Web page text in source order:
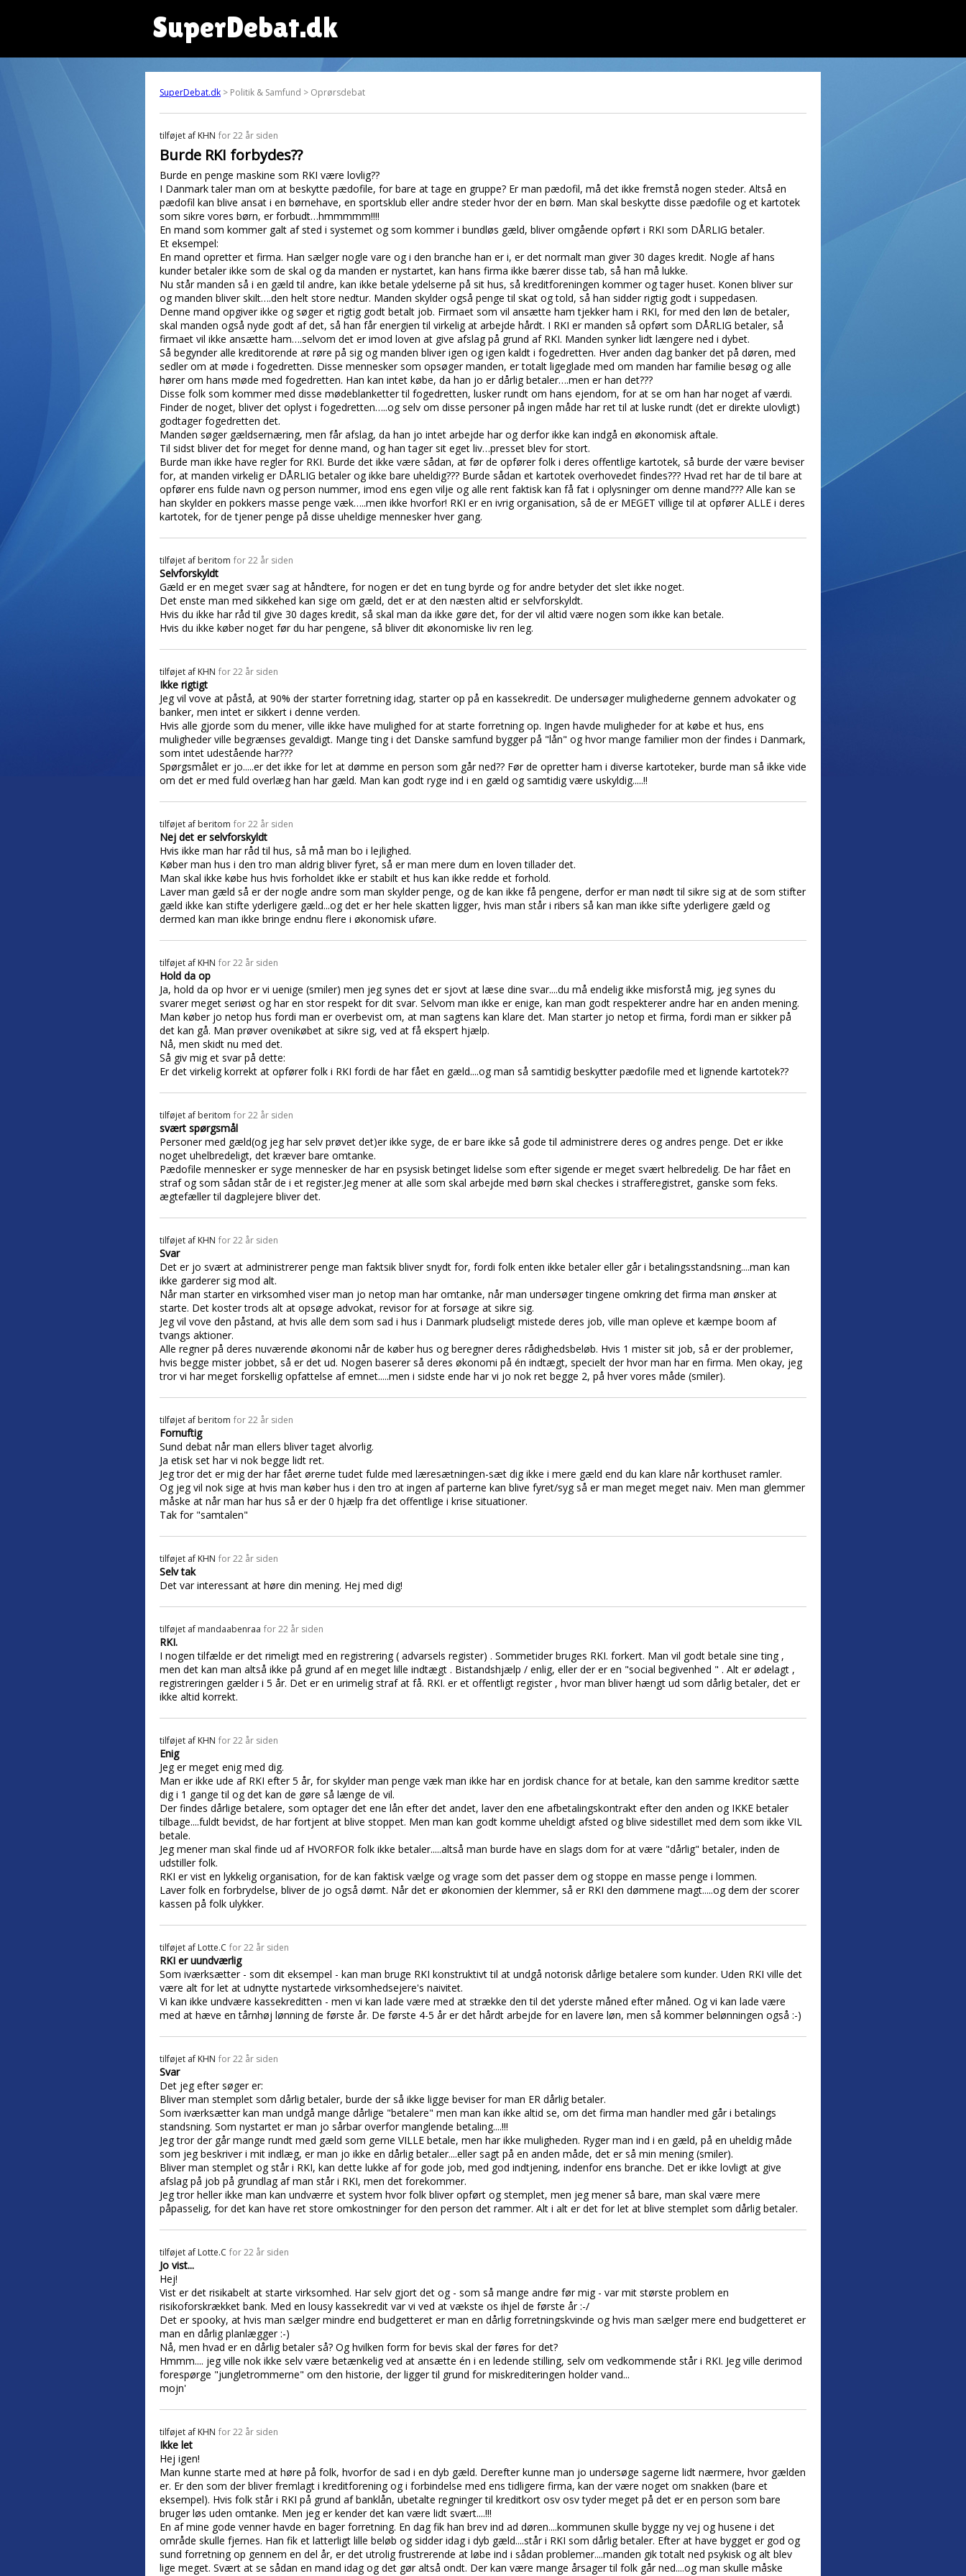
SuperDebat.dk
SuperDebat.dk > Politik & Samfund > Oprørsdebat
tilføjet af KHN for 22 år siden
Burde RKI forbydes??
Burde en penge maskine som RKI være lovlig??
I Danmark taler man om at beskytte pædofile, for bare at tage en gruppe? Er man pædofil, må det ikke fremstå nogen steder. Altså en
pædofil kan blive ansat i en børnehave, en sportsklub eller andre steder hvor der en børn. Man skal beskytte disse pædofile og et kartotek
som sikre vores børn, er forbudt…hmmmmm!!!!
En mand som kommer galt af sted i systemet og som kommer i bundløs gæld, bliver omgående opført i RKI som DÅRLIG betaler.
Et eksempel:
En mand opretter et firma. Han sælger nogle vare og i den branche han er i, er det normalt man giver 30 dages kredit. Nogle af hans
kunder betaler ikke som de skal og da manden er nystartet, kan hans firma ikke bærer disse tab, så han må lukke.
Nu står manden så i en gæld til andre, kan ikke betale ydelserne på sit hus, så kreditforeningen kommer og tager huset. Konen bliver sur
og manden bliver skilt….den helt store nedtur. Manden skylder også penge til skat og told, så han sidder rigtig godt i suppedasen.
Denne mand opgiver ikke og søger et rigtig godt betalt job. Firmaet som vil ansætte ham tjekker ham i RKI, for med den løn de betaler,
skal manden også nyde godt af det, så han får energien til virkelig at arbejde hårdt. I RKI er manden så opført som DÅRLIG betaler, så
firmaet vil ikke ansætte ham….selvom det er imod loven at give afslag på grund af RKI. Manden synker lidt længere ned i dybet.
Så begynder alle kreditorende at røre på sig og manden bliver igen og igen kaldt i fogedretten. Hver anden dag banker det på døren, med
sedler om at møde i fogedretten. Disse mennesker som opsøger manden, er totalt ligeglade med om manden har familie besøg og alle
hører om hans møde med fogedretten. Han kan intet købe, da han jo er dårlig betaler….men er han det???
Disse folk som kommer med disse mødeblanketter til fogedretten, lusker rundt om hans ejendom, for at se om han har noget af værdi.
Finder de noget, bliver det oplyst i fogedretten…..og selv om disse personer på ingen måde har ret til at luske rundt (det er direkte ulovligt)
godtager fogedretten det.
Manden søger gældsernæring, men får afslag, da han jo intet arbejde har og derfor ikke kan indgå en økonomisk aftale.
Til sidst bliver det for meget for denne mand, og han tager sit eget liv…presset blev for stort.
Burde man ikke have regler for RKI. Burde det ikke være sådan, at før de opfører folk i deres offentlige kartotek, så burde der være beviser
for, at manden virkelig er DÅRLIG betaler og ikke bare uheldig??? Burde sådan et kartotek overhovedet findes??? Hvad ret har de til bare at
opfører ens fulde navn og person nummer, imod ens egen vilje og alle rent faktisk kan få fat i oplysninger om denne mand??? Alle kan se
han skylder en pokkers masse penge væk…..men ikke hvorfor! RKI er en ivrig organisation, så de er MEGET villige til at opfører ALLE i deres
kartotek, for de tjener penge på disse uheldige mennesker hver gang.
tilføjet af beritom for 22 år siden
Selvforskyldt
Gæld er en meget svær sag at håndtere, for nogen er det en tung byrde og for andre betyder det slet ikke noget.
Det enste man med sikkehed kan sige om gæld, det er at den næsten altid er selvforskyldt.
Hvis du ikke har råd til give 30 dages kredit, så skal man da ikke gøre det, for der vil altid være nogen som ikke kan betale.
Hvis du ikke køber noget før du har pengene, så bliver dit økonomiske liv ren leg.
tilføjet af KHN for 22 år siden
Ikke rigtigt
Jeg vil vove at påstå, at 90% der starter forretning idag, starter op på en kassekredit. De undersøger mulighederne gennem advokater og
banker, men intet er sikkert i denne verden.
Hvis alle gjorde som du mener, ville ikke have mulighed for at starte forretning op. Ingen havde muligheder for at købe et hus, ens
muligheder ville begrænses gevaldigt. Mange ting i det Danske samfund bygger på "lån" og hvor mange familier mon der findes i Danmark,
som intet udestående har???
Spørgsmålet er jo.....er det ikke for let at dømme en person som går ned?? Før de opretter ham i diverse kartoteker, burde man så ikke vide
om det er med fuld overlæg han har gæld. Man kan godt ryge ind i en gæld og samtidig være uskyldig.....!!
tilføjet af beritom for 22 år siden
Nej det er selvforskyldt
Hvis ikke man har råd til hus, så må man bo i lejlighed.
Køber man hus i den tro man aldrig bliver fyret, så er man mere dum en loven tillader det.
Man skal ikke købe hus hvis forholdet ikke er stabilt et hus kan ikke redde et forhold.
Laver man gæld så er der nogle andre som man skylder penge, og de kan ikke få pengene, derfor er man nødt til sikre sig at de som stifter
gæld ikke kan stifte yderligere gæld...og det er her hele skatten ligger, hvis man står i ribers så kan man ikke sifte yderligere gæld og
dermed kan man ikke bringe endnu flere i økonomisk uføre.
tilføjet af KHN for 22 år siden
Hold da op
Ja, hold da op hvor er vi uenige (smiler) men jeg synes det er sjovt at læse dine svar....du må endelig ikke misforstå mig, jeg synes du
svarer meget seriøst og har en stor respekt for dit svar. Selvom man ikke er enige, kan man godt respekterer andre har en anden mening.
Man køber jo netop hus fordi man er overbevist om, at man sagtens kan klare det. Man starter jo netop et firma, fordi man er sikker på
det kan gå. Man prøver ovenikøbet at sikre sig, ved at få ekspert hjælp.
Nå, men skidt nu med det.
Så giv mig et svar på dette:
Er det virkelig korrekt at opfører folk i RKI fordi de har fået en gæld....og man så samtidig beskytter pædofile med et lignende kartotek??
tilføjet af beritom for 22 år siden
svært spørgsmål
Personer med gæld(og jeg har selv prøvet det)er ikke syge, de er bare ikke så gode til administrere deres og andres penge. Det er ikke
noget uhelbredeligt, det kræver bare omtanke.
Pædofile mennesker er syge mennesker de har en psysisk betinget lidelse som efter sigende er meget svært helbredelig. De har fået en
straf og som sådan står de i et register.Jeg mener at alle som skal arbejde med børn skal checkes i strafferegistret, ganske som feks.
ægtefæller til dagplejere bliver det.
tilføjet af KHN for 22 år siden
Svar
Det er jo svært at administrerer penge man faktsik bliver snydt for, fordi folk enten ikke betaler eller går i betalingsstandsning....man kan
ikke garderer sig mod alt.
Når man starter en virksomhed viser man jo netop man har omtanke, når man undersøger tingene omkring det firma man ønsker at
starte. Det koster trods alt at opsøge advokat, revisor for at forsøge at sikre sig.
Jeg vil vove den påstand, at hvis alle dem som sad i hus i Danmark pludseligt mistede deres job, ville man opleve et kæmpe boom af
tvangs aktioner.
Alle regner på deres nuværende økonomi når de køber hus og beregner deres rådighedsbeløb. Hvis 1 mister sit job, så er der problemer,
hvis begge mister jobbet, så er det ud. Nogen baserer så deres økonomi på én indtægt, specielt der hvor man har en firma. Men okay, jeg
tror vi har meget forskellig opfattelse af emnet.....men i sidste ende har vi jo nok ret begge 2, på hver vores måde (smiler).
tilføjet af beritom for 22 år siden
Fornuftig
Sund debat når man ellers bliver taget alvorlig.
Ja etisk set har vi nok begge lidt ret.
Jeg tror det er mig der har fået ørerne tudet fulde med læresætningen-sæt dig ikke i mere gæld end du kan klare når korthuset ramler.
Og jeg vil nok sige at hvis man køber hus i den tro at ingen af parterne kan blive fyret/syg så er man meget meget naiv. Men man glemmer
måske at når man har hus så er der 0 hjælp fra det offentlige i krise situationer.
Tak for "samtalen"
tilføjet af KHN for 22 år siden
Selv tak
Det var interessant at høre din mening. Hej med dig!
tilføjet af mandaabenraa for 22 år siden
RKI.
I nogen tilfælde er det rimeligt med en registrering ( advarsels register) . Sommetider bruges RKI. forkert. Man vil godt betale sine ting ,
men det kan man altså ikke på grund af en meget lille indtægt . Bistandshjælp / enlig, eller der er en "social begivenhed " . Alt er ødelagt ,
registreringen gælder i 5 år. Det er en urimelig straf at få. RKI. er et offentligt register , hvor man bliver hængt ud som dårlig betaler, det er
ikke altid korrekt.
tilføjet af KHN for 22 år siden
Enig
Jeg er meget enig med dig.
Man er ikke ude af RKI efter 5 år, for skylder man penge væk man ikke har en jordisk chance for at betale, kan den samme kreditor sætte
dig i 1 gange til og det kan de gøre så længe de vil.
Der findes dårlige betalere, som optager det ene lån efter det andet, laver den ene afbetalingskontrakt efter den anden og IKKE betaler
tilbage....fuldt bevidst, de har fortjent at blive stoppet. Men man kan godt komme uheldigt afsted og blive sidestillet med dem som ikke VIL
betale.
Jeg mener man skal finde ud af HVORFOR folk ikke betaler.....altså man burde have en slags dom for at være "dårlig" betaler, inden de
udstiller folk.
RKI er vist en lykkelig organisation, for de kan faktisk vælge og vrage som det passer dem og stoppe en masse penge i lommen.
Laver folk en forbrydelse, bliver de jo også dømt. Når det er økonomien der klemmer, så er RKI den dømmene magt.....og dem der scorer
kassen på folk ulykker.
tilføjet af Lotte.C for 22 år siden
RKI er uundværlig
Som iværksætter - som dit eksempel - kan man bruge RKI konstruktivt til at undgå notorisk dårlige betalere som kunder. Uden RKI ville det
være alt for let at udnytte nystartede virksomhedsejere's naivitet.
Vi kan ikke undvære kassekreditten - men vi kan lade være med at strække den til det yderste måned efter måned. Og vi kan lade være
med at hæve en tårnhøj lønning de første år. De første 4-5 år er det hårdt arbejde for en lavere løn, men så kommer belønningen også :-)
tilføjet af KHN for 22 år siden
Svar
Det jeg efter søger er:
Bliver man stemplet som dårlig betaler, burde der så ikke ligge beviser for man ER dårlig betaler.
Som iværksætter kan man undgå mange dårlige "betalere" men man kan ikke altid se, om det firma man handler med går i betalings
standsning. Som nystartet er man jo sårbar overfor manglende betaling....!!!
Jeg tror der går mange rundt med gæld som gerne VILLE betale, men har ikke muligheden. Ryger man ind i en gæld, på en uheldig måde
som jeg beskriver i mit indlæg, er man jo ikke en dårlig betaler....eller sagt på en anden måde, det er så min mening (smiler).
Bliver man stemplet og står i RKI, kan dette lukke af for gode job, med god indtjening, indenfor ens branche. Det er ikke lovligt at give
afslag på job på grundlag af man står i RKI, men det forekommer.
Jeg tror heller ikke man kan undværre et system hvor folk bliver opført og stemplet, men jeg mener så bare, man skal være mere
påpasselig, for det kan have ret store omkostninger for den person det rammer. Alt i alt er det for let at blive stemplet som dårlig betaler.
tilføjet af Lotte.C for 22 år siden
Jo vist...
Hej!
Vist er det risikabelt at starte virksomhed. Har selv gjort det og - som så mange andre før mig - var mit største problem en
risikoforskrækket bank. Med en lousy kassekredit var vi ved at vækste os ihjel de første år :-/
Det er spooky, at hvis man sælger mindre end budgetteret er man en dårlig forretningskvinde og hvis man sælger mere end budgetteret er
man en dårlig planlægger :-)
Nå, men hvad er en dårlig betaler så? Og hvilken form for bevis skal der føres for det?
Hmmm.... jeg ville nok ikke selv være betænkelig ved at ansætte én i en ledende stilling, selv om vedkommende står i RKI. Jeg ville derimod
forespørge "jungletrommerne" om den historie, der ligger til grund for miskrediteringen holder vand...
mojn'
tilføjet af KHN for 22 år siden
Ikke let
Hej igen!
Man kunne starte med at høre på folk, hvorfor de sad i en dyb gæld. Derefter kunne man jo undersøge sagerne lidt nærmere, hvor gælden
er. Er den som der bliver fremlagt i kreditforening og i forbindelse med ens tidligere firma, kan der være noget om snakken (bare et
eksempel). Hvis folk står i RKI på grund af banklån, ubetalte regninger til kreditkort osv osv tyder meget på det er en person som bare
bruger løs uden omtanke. Men jeg er kender det kan være lidt svært....!!!
En af mine gode venner havde en bager forretning. En dag fik han brev ind ad døren....kommunen skulle bygge ny vej og husene i det
område skulle fjernes. Han fik et latterligt lille beløb og sidder idag i dyb gæld....står i RKI som dårlig betaler. Efter at have bygget er god og
sund forretning op gennem en del år, er det utrolig frustrerende at løbe ind i sådan problemer....manden gik totalt ned psykisk og alt blev
lige meget. Svært at se sådan en mand idag og det gør altså ondt. Der kan være mange årsager til folk går ned....og man skulle måske